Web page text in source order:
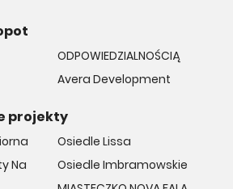
ODPOWIEDZIALNOŚCIĄ
Avera Development
projekty
Na
Osiedle Lissa
Osiedle Imbramowskie